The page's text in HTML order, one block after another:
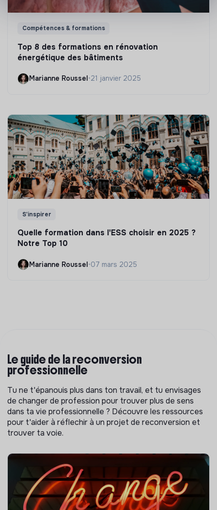
Compétences & formations
Top 8 des formations en rénovation
énergétique des bâtiments
Marianne Roussel•21 janvier 2025
S'inspirer
Quelle formation dans l'ESS choisir en 2025 ?
Notre Top 10
Marianne Roussel•07 mars 2025
Le guide de la reconversion
professionnelle
Tu ne t'épanouis plus dans ton travail, et tu envisages
de changer de profession pour trouver plus de sens
dans ta vie professionnelle ? Découvre les ressources
pour t'aider à réflechir à un projet de reconversion et
trouver ta voie.